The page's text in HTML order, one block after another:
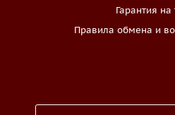
Гарантия на
Правила обмена и